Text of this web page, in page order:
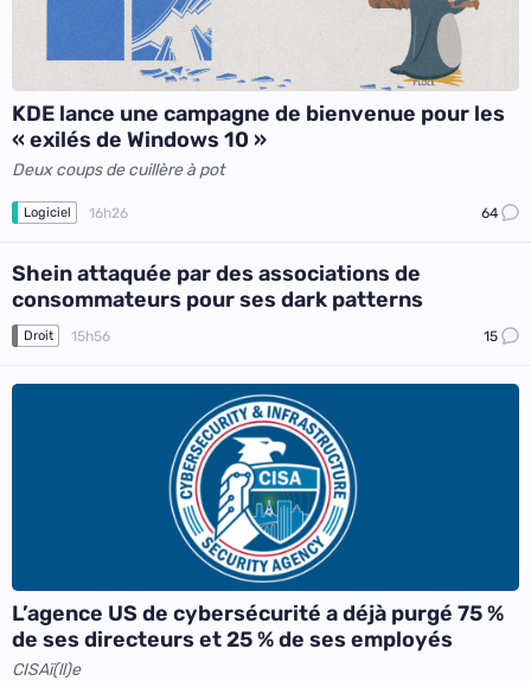
KDE lance une campagne de bienvenue pour les
« exilés de Windows 10 »
Deux coups de cuillère à pot
Logiciel 16h26 64
Shein attaquée par des associations de
consommateurs pour ses dark patterns
Droit 15h56 15
L’agence US de cybersécurité a déjà purgé 75 %
de ses directeurs et 25 % de ses employés
CISAï(ll)e